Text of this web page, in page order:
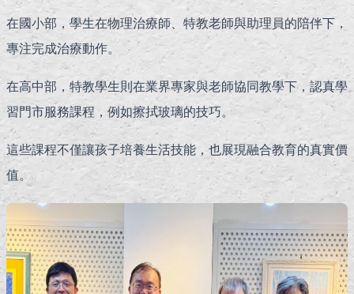
在國小部，學生在物理治療師、特教老師與助理員的陪伴下，
專注完成治療動作。
在高中部，特教學生則在業界專家與老師協同教學下，認真學
習門市服務課程，例如擦拭玻璃的技巧。
這些課程不僅讓孩子培養生活技能，也展現融合教育的真實價
值。